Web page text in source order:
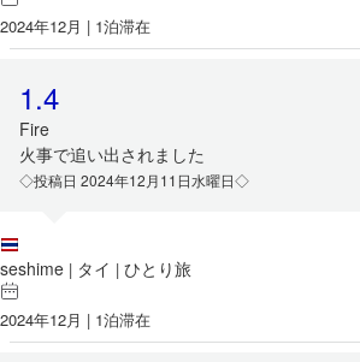
2024年12月 | 1泊滞在
1.4
Fire
火事で追い出されました
◇投稿日 2024年12月11日水曜日◇
seshime | タイ | ひとり旅
2024年12月 | 1泊滞在